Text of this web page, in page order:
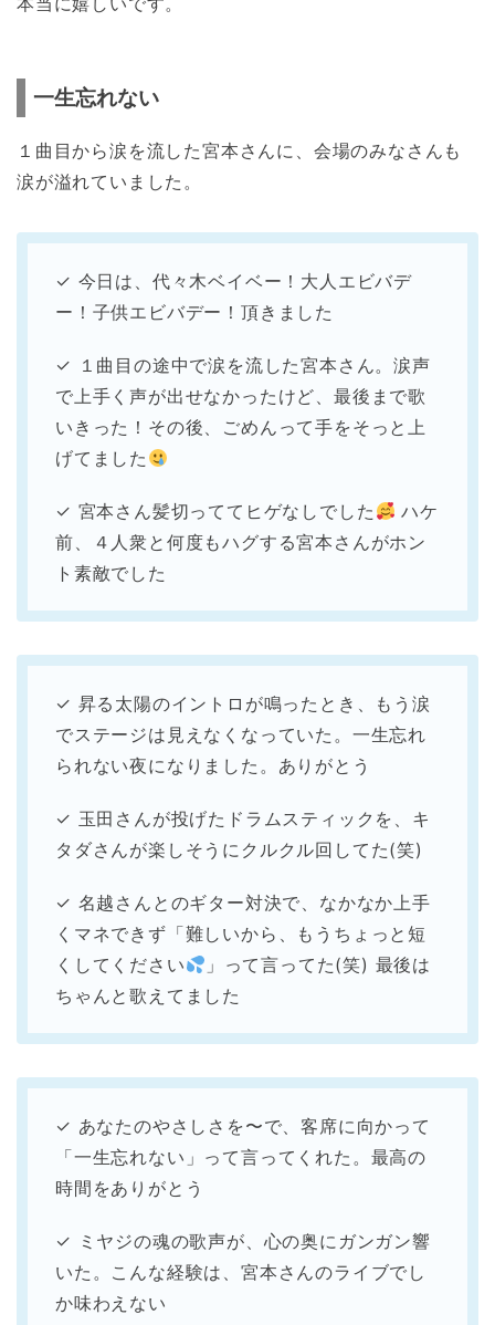
一生忘れない
１曲目から涙を流した宮本さんに、会場のみなさんも
涙が溢れていました。
✓ 今日は、代々木ベイベー！大人エビバデ
ー！子供エビバデー！頂きました
✓ １曲目の途中で涙を流した宮本さん。涙声
で上手く声が出せなかったけど、最後まで歌
いきった！その後、ごめんって手をそっと上
げてました
✓ 宮本さん髪切っててヒゲなしでした
ハケ
前、４人衆と何度もハグする宮本さんがホン
ト素敵でした
✓ 昇る太陽のイントロが鳴ったとき、もう涙
でステージは見えなくなっていた。一生忘れ
られない夜になりました。ありがとう
✓ 玉田さんが投げたドラムスティックを、キ
タダさんが楽しそうにクルクル回してた(笑)
✓ 名越さんとのギター対決で、なかなか上手
くマネできず「難しいから、もうちょっと短
くしてください
」って言ってた(笑) 最後は
ちゃんと歌えてました
✓ あなたのやさしさを〜で、客席に向かって
「一生忘れない」って言ってくれた。最高の
時間をありがとう
✓ ミヤジの魂の歌声が、心の奥にガンガン響
いた。こんな経験は、宮本さんのライブでし
か味わえない